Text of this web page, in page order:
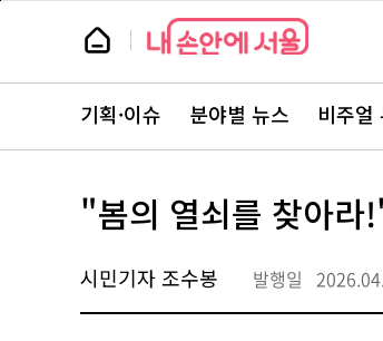
본
뉴
스
뉴
스
주
서
바
기획·이슈 분야별 뉴스 비주얼
"봄의 열쇠를 찾아라
시민기자 조수봉 발행일
페